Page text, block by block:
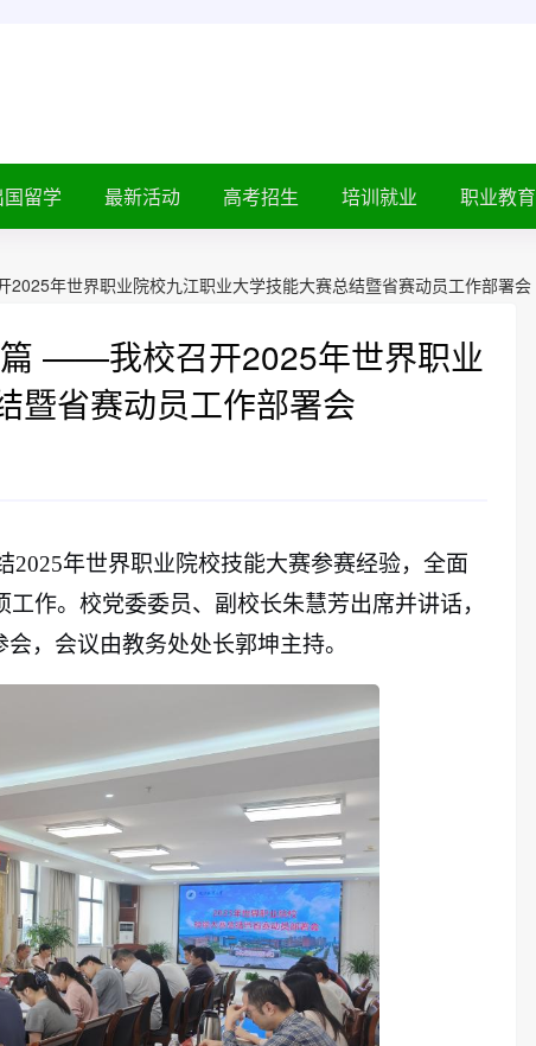
国留学 最新活动 高考招生 培训就业 职业教育
年世界职业院校九江职业大学技能大赛总结暨省赛动员工作部署会
——我校召开2025年世界职业
暨省赛动员工作部署会
年世界职业院校技能大赛参赛经验，全面
作。校党委委员、副校长朱慧芳出席并讲话，
，会议由教务处处长郭坤主持。